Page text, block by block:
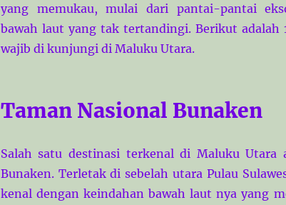
yang memukau, mulai dari pantai-pantai
bawah laut yang tak tertandingi. Berikut adalah
wajib di kunjungi di Maluku Utara.
Taman Nasional Bunaken
Salah satu destinasi terkenal di Maluku Utara
Bunaken. Terletak di sebelah utara Pulau
kenal dengan keindahan bawah laut nya yang